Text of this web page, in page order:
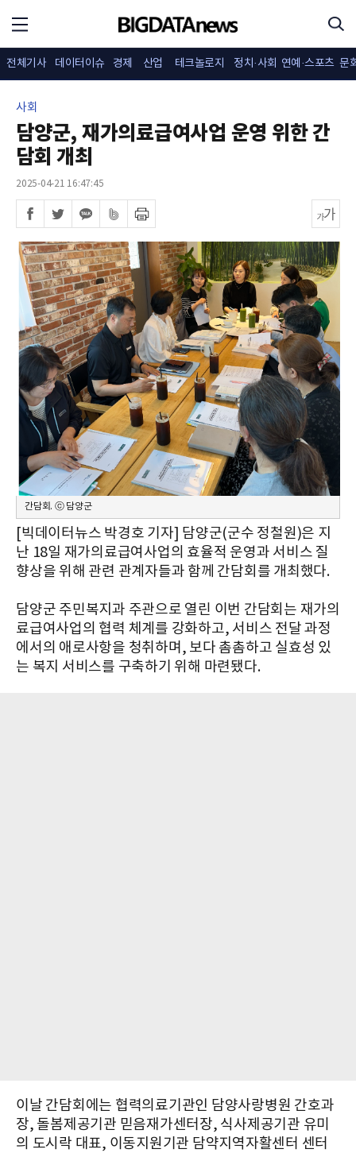
전체기사 데이터이슈 경제 산업 테크놀로지 정치·사회 연예·스포츠 문
사회
담양군, 재가의료급여사업 운영 위한 간
담회 개최
2025-04-21 16:47:45
간담회. ⓒ 담양군
[빅데이터뉴스 박경호 기자] 담양군(군수 정철원)은 지
난 18일 재가의료급여사업의 효율적 운영과 서비스 질
향상을 위해 관련 관계자들과 함께 간담회를 개최했다.
담양군 주민복지과 주관으로 열린 이번 간담회는 재가의
료급여사업의 협력 체계를 강화하고, 서비스 전달 과정
에서의 애로사항을 청취하며, 보다 촘촘하고 실효성 있
는 복지 서비스를 구축하기 위해 마련됐다.
이날 간담회에는 협력의료기관인 담양사랑병원 간호과
장, 돌봄제공기관 믿음재가센터장, 식사제공기관 유미
의 도시락 대표, 이동지원기관 담약지역자활센터 센터